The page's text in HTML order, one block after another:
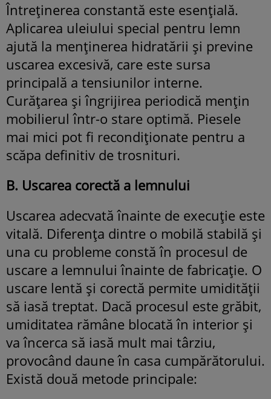
Întreținerea constantă este esențială.
Aplicarea uleiului special pentru lemn
ajută la menținerea hidratării și previne
uscarea excesivă, care este sursa
principală a tensiunilor interne.
Curățarea și îngrijirea periodică mențin
mobilierul într-o stare optimă. Piesele
mai mici pot fi recondiționate pentru a
scăpa definitiv de trosnituri.
B. Uscarea corectă a lemnului
Uscarea adecvată înainte de execuție este
vitală. Diferența dintre o mobilă stabilă și
una cu probleme constă în procesul de
uscare a lemnului înainte de fabricație. O
uscare lentă și corectă permite umidității
să iasă treptat. Dacă procesul este grăbit,
umiditatea rămâne blocată în interior și
va încerca să iasă mult mai târziu,
provocând daune în casa cumpărătorului.
Există două metode principale: